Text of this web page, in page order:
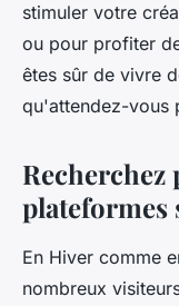
stimuler votre
ou pour profiter
êtes sûr de vivre
qu'attendez-vous
Recherchez
plateformes
En Hiver comme
nombreux